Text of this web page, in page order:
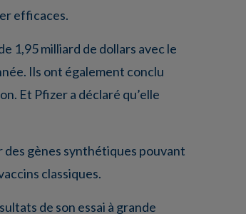
efficaces.
1,95 milliard de dollars avec le
Ils ont également conclu
Et Pfizer a déclaré qu’elle
des gènes synthétiques pouvant
classiques.
de son essai à grande